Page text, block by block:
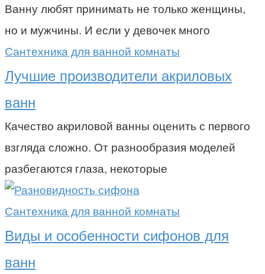
Ванну любят принимать не только женщины,
но и мужчины. И если у девочек много
Сантехника для ванной комнаты
Лучшие производители акриловых
ванн
Качество акриловой ванны оценить с первого
взгляда сложно. От разнообразия моделей
разбегаются глаза, некоторые
Сантехника для ванной комнаты
Виды и особенности сифонов для
ванн